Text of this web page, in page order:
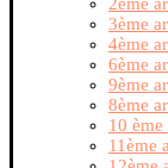
3ème
4ème
6ème
9ème
8ème
10
11ème